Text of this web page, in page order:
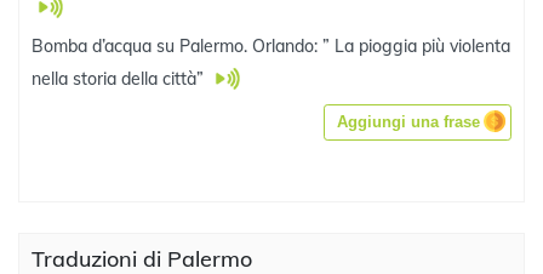
Bomba d’acqua su Palermo. Orlando: ” La pioggia più violenta
nella storia della città”
Aggiungi una frase
Traduzioni di Palermo